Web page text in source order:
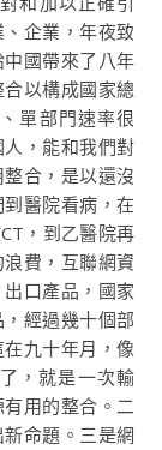
企業，年夜致
國帶來了八年
以構成國家總
單部門速率很
，能和我們對
合，是以還沒
醫院看病，在
，到乙醫院再
費，互聯網資
口產品，國家
經過幾十個部
九十年月，像
，就是一次輸
用的整合。二
命題。三是網